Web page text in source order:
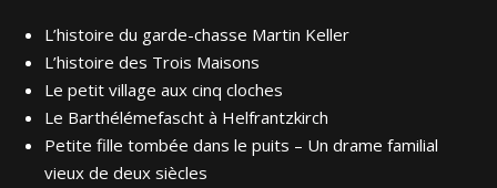
L’histoire du garde-chasse Martin Keller
L’histoire des Trois Maisons
Le petit village aux cinq cloches
Le Barthélémefascht à Helfrantzkirch
Petite fille tombée dans le puits – Un drame familial
vieux de deux siècles